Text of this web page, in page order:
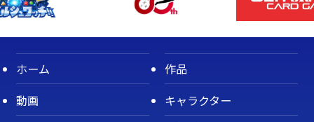
ホーム
作品
動画
キャラクター